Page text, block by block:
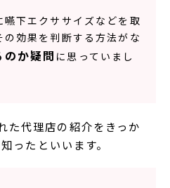
下エクササイズなどを取
効果を判断する方法がな
か疑問 に思っていまし
た代理店の紹介をきっか
ったといいます。